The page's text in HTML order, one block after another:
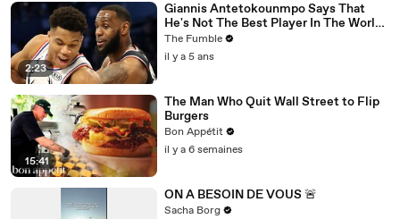
2:23
Giannis Antetokounmpo Says That
He's Not The Best Player In The World,
LeBron James Is
The Fumble
il y a 5 ans
15:41
The Man Who Quit Wall Street to Flip
Burgers
Bon Appétit
il y a 6 semaines
ON A BESOIN DE VOUS 🚨
Sacha Borg